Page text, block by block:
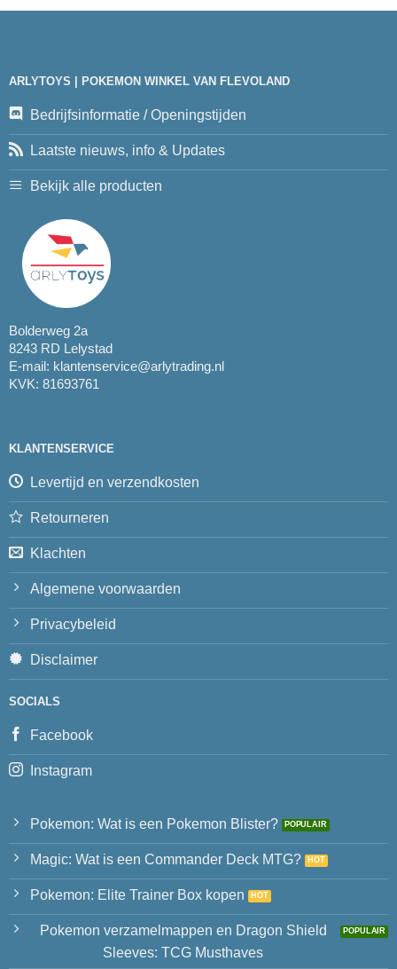
ARLYTOYS | POKEMON WINKEL VAN FLEVOLAND
Bedrijfsinformatie / Openingstijden
Laatste nieuws, info & Updates
Bekijk alle producten
Bolderweg 2a
8243 RD Lelystad
E-mail: klantenservice@arlytrading.nl
KVK: 81693761
KLANTENSERVICE
Levertijd en verzendkosten
Retourneren
Klachten
Algemene voorwaarden
Privacybeleid
Disclaimer
SOCIALS
Facebook
Instagram
Pokemon: Wat is een Pokemon Blister?
Magic: Wat is een Commander Deck MTG?
Pokemon: Elite Trainer Box kopen
Pokemon verzamelmappen en Dragon Shield
Sleeves: TCG Musthaves